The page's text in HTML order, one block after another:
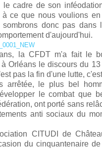
le cadre de son
ce que nous voulions
sombrons donc pas dans
d'aujourd'hui.
la CFDT m'a fait le
Orléans le discours du 13
pas la fin d'une lutte,
arrêtée, le plus bel
le combat que
ont porté sans
anti sociaux du
CITUDI de
du cinquantenaire